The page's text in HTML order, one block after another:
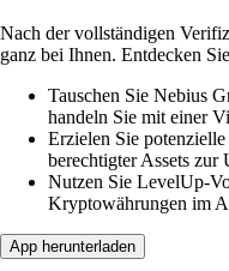
Nach der vollständigen
ganz bei Ihnen. Entdecken
Tauschen Sie Nebius
handeln Sie mit einer
Erzielen Sie
berechtigter Assets zur
Nutzen Sie LevelUp-
Kryptowährungen im
App herunterladen